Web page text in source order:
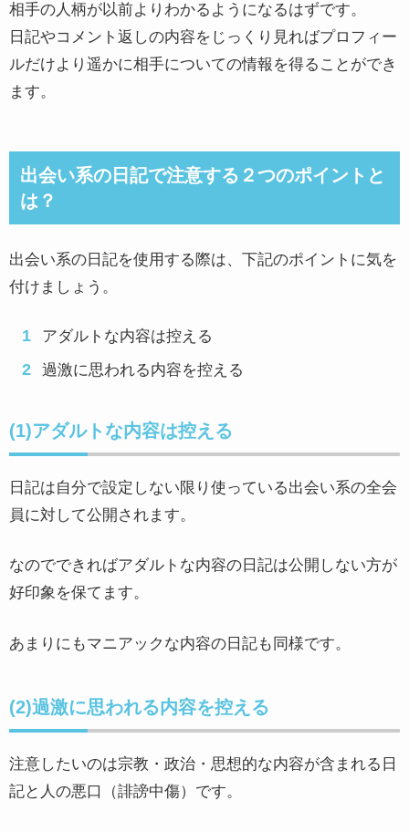
相手の人柄が以前よりわかるようになるはずです。
日記やコメント返しの内容をじっくり見ればプロフィー
ルだけより遥かに相手についての情報を得ることができ
ます。
出会い系の日記で注意する２つのポイントと
は？
出会い系の日記を使用する際は、下記のポイントに気を
付けましょう。
アダルトな内容は控える
過激に思われる内容を控える
(1)アダルトな内容は控える
日記は自分で設定しない限り使っている出会い系の全会
員に対して公開されます。
なのでできればアダルトな内容の日記は公開しない方が
好印象を保てます。
あまりにもマニアックな内容の日記も同様です。
(2)過激に思われる内容を控える
注意したいのは宗教・政治・思想的な内容が含まれる日
記と人の悪口（誹謗中傷）です。